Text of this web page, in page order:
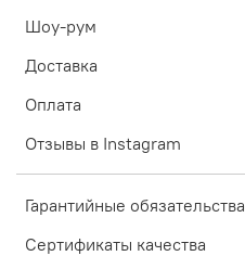
Шоу-рум
Доставка
Оплата
Отзывы в Instagram
Гарантийные обязательства
Сертификаты качества